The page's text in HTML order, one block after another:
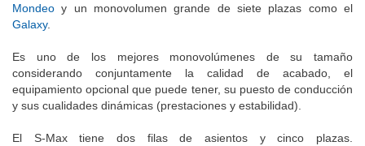
Mondeo y un monovolumen grande de siete plazas como el
Galaxy.
Es uno de los mejores monovolúmenes de su tamaño
considerando conjuntamente la calidad de acabado, el
equipamiento opcional que puede tener, su puesto de conducción
y sus cualidades dinámicas (prestaciones y estabilidad).
El S-Max tiene dos filas de asientos y cinco plazas.